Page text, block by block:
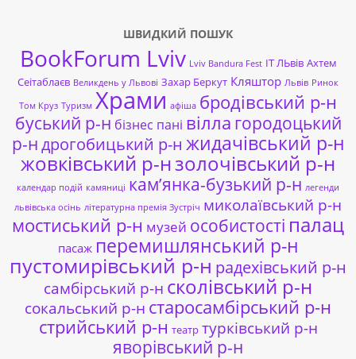
ШВИДКИЙ ПОШУК
BookForum Lviv Lviv Bandura Fest ІТ ЛЬвів Ахтем
Сеітаблаєв Великдень у Львові Захар Беркут Кляштор Львів Ринок
Том Круз Туризм Храми афіша бродівський р-н
буський р-н бізнес пані вілла городоцький
р-ндрогобицький р-н жидачівський р-н
жовківський р-нзолочівський р-н
календар подій камяниці кам’янка-бузький р-н легенди
львівська осінь літературна премія Зустріч миколаївський р-н
мостиський р-н музей особистості палац
пасаж перемишлянський р-н
пустомирівський р-н радехівський р-н
самбірський р-н сколівський р-н
сокальський р-н старосамбірський р-н
стрийський р-н театр турківський р-н
яворівський р-н